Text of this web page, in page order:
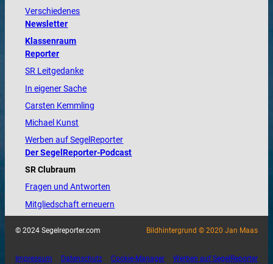
Verschiedenes
Newsletter
Klassenraum
Reporter
SR Leitgedanke
In eigener Sache
Carsten Kemmling
Michael Kunst
Werben auf SegelReporter
Der SegelReporter-Podcast
SR Clubraum
Fragen und Antworten
Mitgliedschaft erneuern
© 2024 Segelreporter.com Bildhintergrund © 2020 Jan Maas
Impressum Datenschutz Cookie-Manager Werben auf SegelReporter